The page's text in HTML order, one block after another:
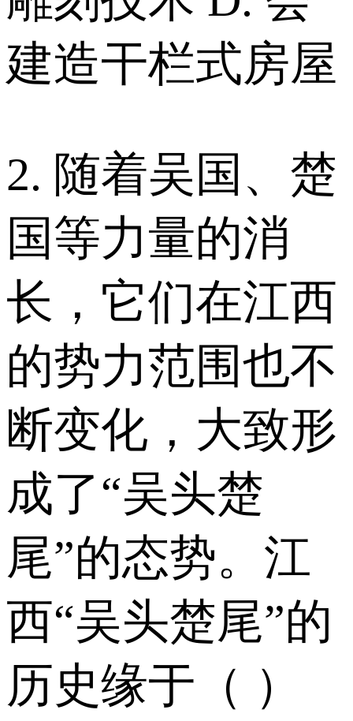
建造干栏式房屋
2. 随着吴国、楚
国等力量的消
长，它们在江西
的势力范围也不
断变化，大致形
成了“吴头楚
尾”的态势。江
西“吴头楚尾”的
历史缘于（ ）